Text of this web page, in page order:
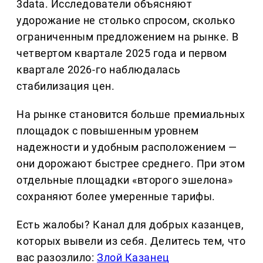
3data. Исследователи объясняют
удорожание не столько спросом, сколько
ограниченным предложением на рынке. В
четвертом квартале 2025 года и первом
квартале 2026-го наблюдалась
стабилизация цен.
На рынке становится больше премиальных
площадок с повышенным уровнем
надежности и удобным расположением —
они дорожают быстрее среднего. При этом
отдельные площадки «второго эшелона»
сохраняют более умеренные тарифы.
Есть жалобы? Канал для добрых казанцев,
которых вывели из себя. Делитеcь тем, что
вас разозлило:Злой Казанец